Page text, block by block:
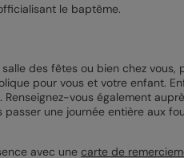
le baptême.
des fêtes ou bien chez vous,
pour vous et votre enfant.
vous également
une journée entière aux
avec une carte de